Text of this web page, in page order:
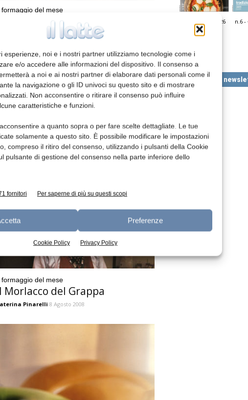
esperienze, noi e i nostri partner utilizziamo tecnologie come i
e/o accedere alle informazioni del dispositivo. Il consenso a
a noi e ai nostri partner di elaborare dati personali come il
la navigazione o gli ID univoci su questo sito e di mostrare
Non acconsentire o ritirare il consenso può influire
caratteristiche e funzioni.
a quanto sopra o per fare scelte dettagliate. Le tue
solamente a questo sito. È possibile modificare le impostazioni
compreso il ritiro del consenso, utilizzando i pulsanti della Cookie
pulsante di gestione del consenso nella parte inferiore dello
fornitori Per saperne di più su questi scopi
Preferenze
Cookie Policy Privacy Policy
formaggio del mese
La Toma Piemontese
12 Dicembre 2007
formaggio del mese
Prescinseua
formaggio del mese
Morlacco del Grappa
Pinarelli 8 Agosto 2008
n.7 - Luglio 2026 n.6 -
Edicola Web
Iscriviti alla